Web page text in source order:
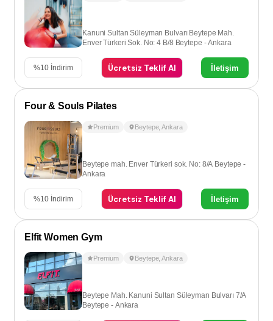
Kanuni Sultan Süleyman Bulvarı Beytepe Mah.
Enver Türkeri Sok. No: 4 B/8 Beytepe - Ankara
%10 İndirim Ücretsiz Teklif Al İletişim
Four & Souls Pilates
Premium Beytepe,Ankara
Beytepe mah. Enver Türkeri sok. No: 8/A Beytepe -
Ankara
%10 İndirim Ücretsiz Teklif Al İletişim
Elfit Women Gym
Premium Beytepe,Ankara
Beytepe Mah. Kanuni Sultan Süleyman Bulvarı 7/A
Beytepe - Ankara